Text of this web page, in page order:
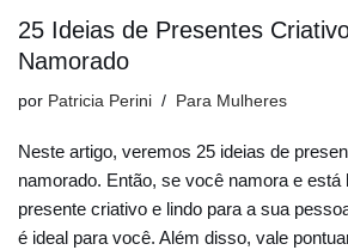
25 Ideias de Presentes
Namorado
por Patricia Perini Para Mulheres
Neste artigo, veremos 25 ideias de
namorado. Então, se você namora e está
presente criativo e lindo para a sua
é ideal para você. Além disso, vale